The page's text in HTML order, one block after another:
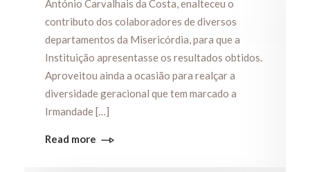
António Carvalhais da Costa, enalteceu o
contributo dos colaboradores de diversos
departamentos da Misericórdia, para que a
Instituição apresentasse os resultados obtidos.
Aproveitou ainda a ocasião para realçar a
diversidade geracional que tem marcado a
Irmandade […]
Read more